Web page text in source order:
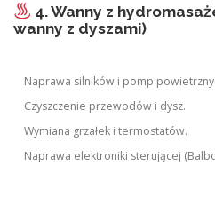
4. Wanny z
wanny z dyszami)
Naprawa silników i pomp
Czyszczenie przewodów i dysz.
Wymiana grzałek i termostatów.
Naprawa elektroniki sterującej